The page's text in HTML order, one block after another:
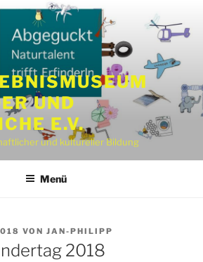
UND
E.V.
und kultureller Bildung
Menü
VON JAN-PHILIPP
2018